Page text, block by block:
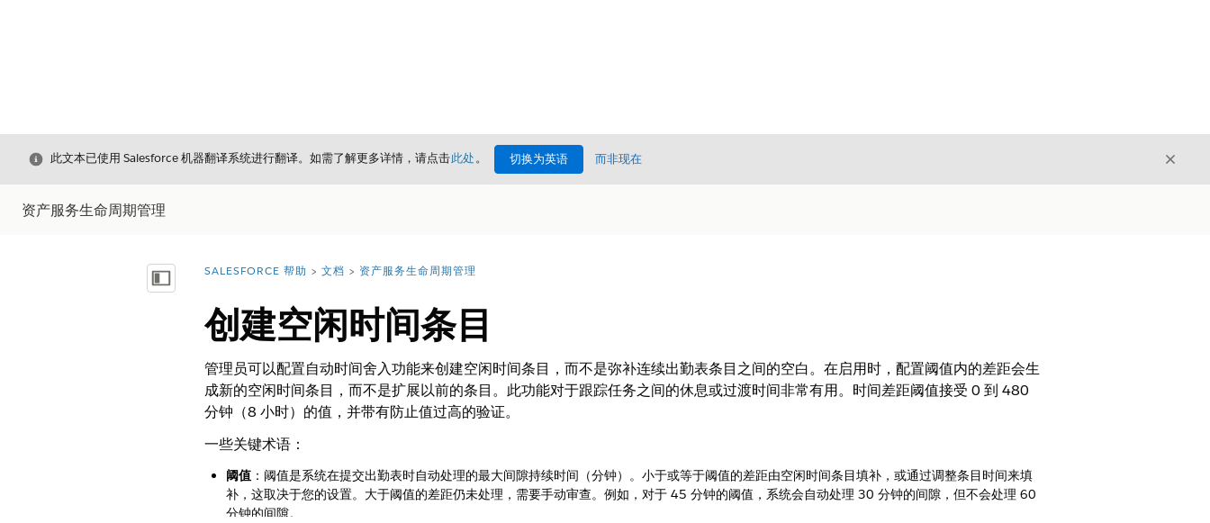
关闭
此文本已使用 Salesforce 机器翻译系统进行翻译。如需了解更多详情，请点击此处。 切换为英语 而非现在 关闭
资产服务生命周期管理
显示目录 您在此处：
SALESFORCE 帮助 文档 资产服务生命周期管理
创建空闲时间条目
管理员可以配置自动时间舍入功能来创建空闲时间条目，而不是弥补连续出勤表条目之间的空白。在启用时，配置阈值内的差距会生
成新的空闲时间条目，而不是扩展以前的条目。此功能对于跟踪任务之间的休息或过渡时间非常有用。时间差距阈值接受 0 到 480
分钟（8 小时）的值，并带有防止值过高的验证。
一些关键术语：
阈值：阈值是系统在提交出勤表时自动处理的最大间隙持续时间（分钟）。小于或等于阈值的差距由空闲时间条目填补，或通过调整条目时间来填
补，这取决于您的设置。大于阈值的差距仍未处理，需要手动审查。例如，对于 45 分钟的阈值，系统会自动处理 30 分钟的间隙，但不会处理 60
分钟的间隙。